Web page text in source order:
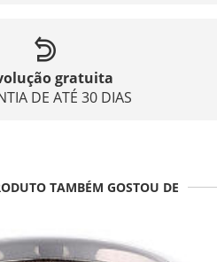
gratuita
DE ATÉ 30 DIAS
TAMBÉM GOSTOU DE